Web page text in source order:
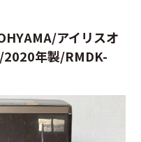
アイリスオ
2020年製/RMDK-